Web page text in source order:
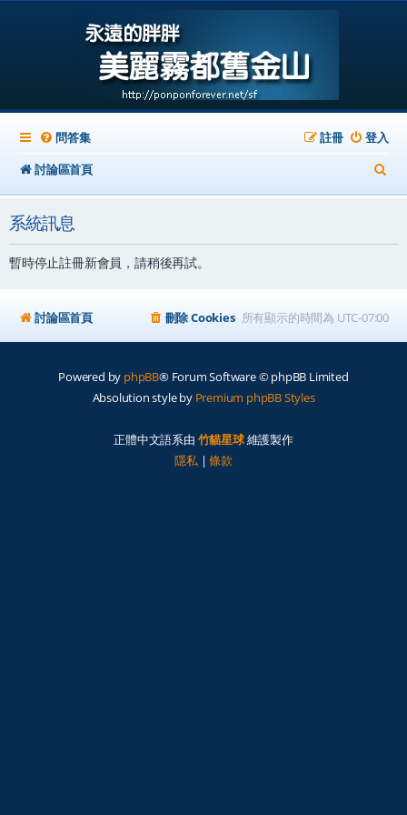
問答集 登入
註冊
討論區首頁
尋
系統訊息
暫時停止註冊新會員，請稍後再試。
討論區首頁 所有顯示的時間為 UTC-07:00
刪除 Cookies
Powered by phpBB® Forum Software © phpBB Limited
Absolution style by Premium phpBB Styles
正體中文語系由 竹貓星球維護製作
隱私|條款